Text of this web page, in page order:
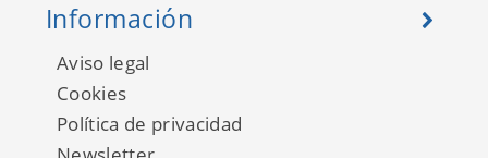
Información
Aviso legal
Cookies
Política de privacidad